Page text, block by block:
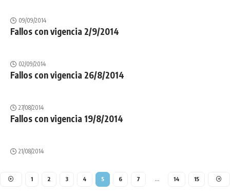
09/09/2014
Fallos con vigencia 2/9/2014
02/09/2014
Fallos con vigencia 26/8/2014
27/08/2014
Fallos con vigencia 19/8/2014
21/08/2014
1 2 3 4 5 6 7 … 14 15